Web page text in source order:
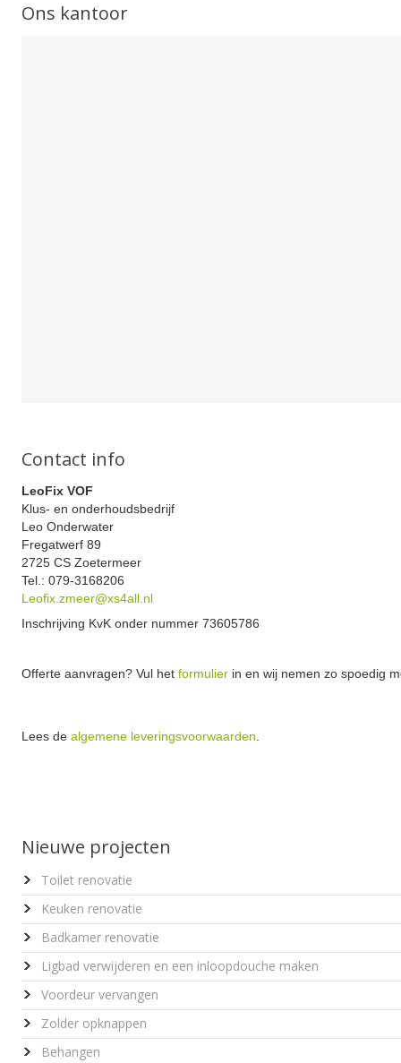
Ons kantoor
Contact info
LeoFix VOF
Klus- en onderhoudsbedrijf
Leo Onderwater
Fregatwerf 89
2725 CS Zoetermeer
Tel.: 079-3168206
Leofix.zmeer@xs4all.nl
Inschrijving KvK onder nummer 73605786
Offerte aanvragen? Vul het formulier in en wij nemen zo spoedig
Lees de algemene leveringsvoorwaarden
Nieuwe projecten
Toilet renovatie
Keuken renovatie
Badkamer renovatie
Ligbad verwijderen en een inloopdouche maken
Voordeur vervangen
Zolder opknappen
Behangen